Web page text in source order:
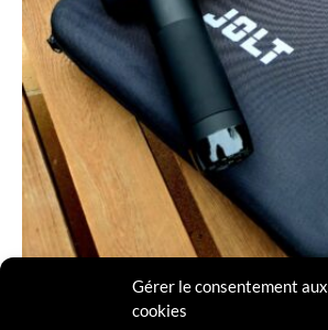
Gérer le consentement aux
cookies